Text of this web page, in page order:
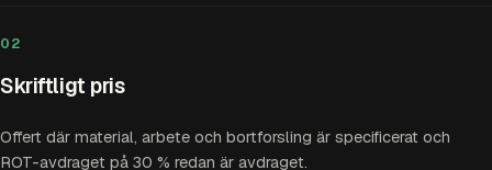
02
Skriftligt pris
Offert där material, arbete och bortforsling är specificerat och
ROT-avdraget på 30 % redan är avdraget.